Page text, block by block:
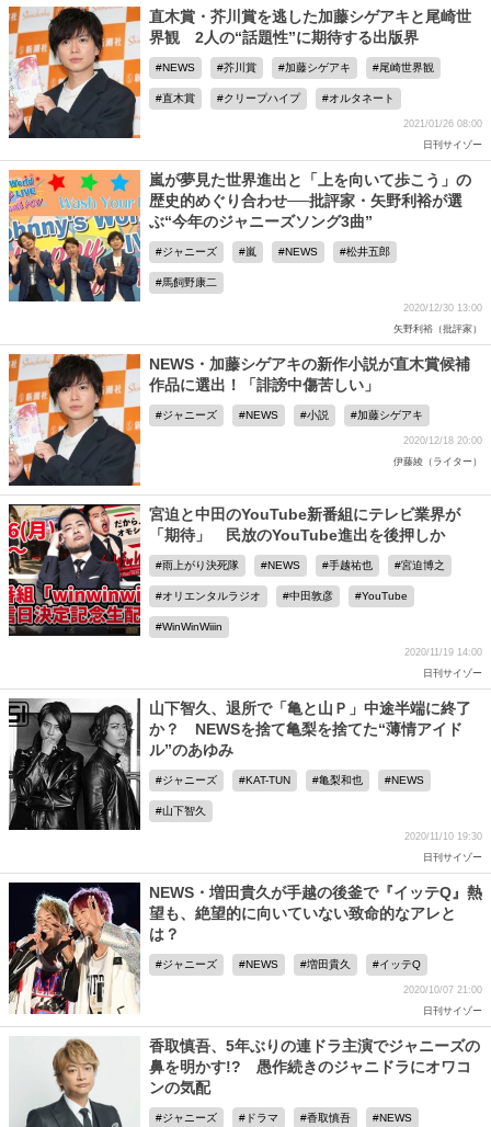
直木賞・芥川賞を逃した加藤シゲアキと尾崎世
界観 2人の“話題性”に期待する出版界
NEWS 芥川賞 加藤シゲアキ 尾崎世界観
直木賞 クリープハイプ オルタネート
2021/01/26 08:00
日刊サイゾー
嵐が夢見た世界進出と「上を向いて歩こう」の
歴史的めぐり合わせ──批評家・矢野利裕が選
ぶ“今年のジャニーズソング3曲”
ジャニーズ 嵐 NEWS 松井五郎
馬飼野康二
2020/12/30 13:00
矢野利裕（批評家）
NEWS・加藤シゲアキの新作小説が直木賞候補
作品に選出！「誹謗中傷苦しい」
ジャニーズ NEWS 小説 加藤シゲアキ
2020/12/18 20:00
伊藤綾（ライター）
宮迫と中田のYouTube新番組にテレビ業界が
「期待」 民放のYouTube進出を後押しか
雨上がり決死隊 NEWS 手越祐也 宮迫博之
オリエンタルラジオ 中田敦彦 YouTube
WinWinWiiin
2020/11/19 14:00
日刊サイゾー
山下智久、退所で「亀と山Ｐ」中途半端に終了
か？ NEWSを捨て亀梨を捨てた“薄情アイド
ル”のあゆみ
ジャニーズ KAT-TUN 亀梨和也 NEWS
山下智久
2020/11/10 19:30
日刊サイゾー
NEWS・増田貴久が手越の後釜で『イッテQ』熱
望も、絶望的に向いていない致命的なアレと
は？
ジャニーズ NEWS 増田貴久 イッテQ
2020/10/07 21:00
日刊サイゾー
香取慎吾、5年ぶりの連ドラ主演でジャニーズの
鼻を明かす!? 愚作続きのジャニドラにオワコ
ンの気配
ジャニーズ ドラマ 香取慎吾 NEWS